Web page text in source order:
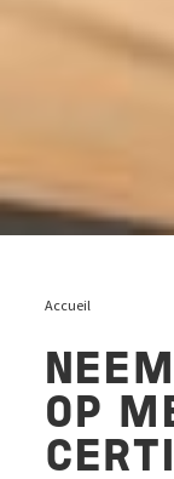
Accueil
OP